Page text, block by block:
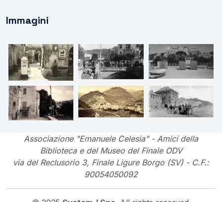
Immagini
Associazione "Emanuele Celesia" - Amici della
Biblioteca e del Museo del Finale ODV
via del Reclusorio 3, Finale Ligure Borgo (SV) - C.F.:
90054050092